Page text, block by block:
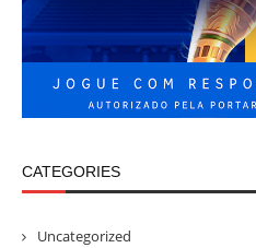
CATEGORIES
Uncategorized